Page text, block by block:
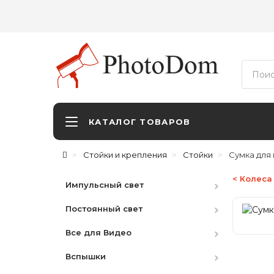
КАТАЛОГ ТОВАРОВ
Стойки и крепления Стойки Сумка для
Импульсный свет
Студийные вспышки
Наборы
Аксессуары
Постоянный свет
HMI
LED студийный
Все для Видео
Видоискатели
Вспышки
< Колеса